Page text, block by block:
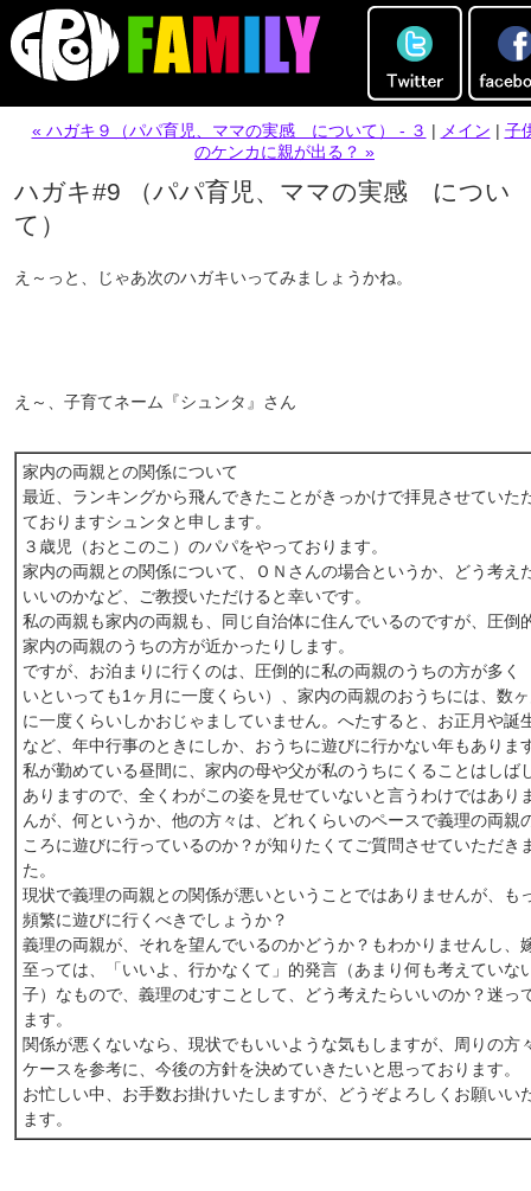
« ハガキ９（パパ育児、ママの実感 について） - ３ | メイン | 子
のケンカに親が出る？ »
ハガキ#9 （パパ育児、ママの実感 につい
て）
え～っと、じゃあ次のハガキいってみましょうかね。
え～、子育てネーム『シュンタ』さん
家内の両親との関係について
最近、ランキングから飛んできたことがきっかけで拝見させていた
ておりますシュンタと申します。
３歳児（おとこのこ）のパパをやっております。
家内の両親との関係について、ＯＮさんの場合というか、どう考え
いいのかなど、ご教授いただけると幸いです。
私の両親も家内の両親も、同じ自治体に住んでいるのですが、圧倒
家内の両親のうちの方が近かったりします。
ですが、お泊まりに行くのは、圧倒的に私の両親のうちの方が多く
いといっても1ヶ月に一度くらい）、家内の両親のおうちには、数
に一度くらいしかおじゃましていません。へたすると、お正月や誕
など、年中行事のときにしか、おうちに遊びに行かない年もありま
私が勤めている昼間に、家内の母や父が私のうちにくることはしば
ありますので、全くわがこの姿を見せていないと言うわけではあり
んが、何というか、他の方々は、どれくらいのペースで義理の両親
ころに遊びに行っているのか？が知りたくてご質問させていただき
た。
現状で義理の両親との関係が悪いということではありませんが、も
頻繁に遊びに行くべきでしょうか？
義理の両親が、それを望んでいるのかどうか？もわかりませんし、
至っては、「いいよ、行かなくて」的発言（あまり何も考えていな
子）なもので、義理のむすことして、どう考えたらいいのか？迷っ
ます。
関係が悪くないなら、現状でもいいような気もしますが、周りの方
ケースを参考に、今後の方針を決めていきたいと思っております。
お忙しい中、お手数お掛けいたしますが、どうぞよろしくお願いい
ます。